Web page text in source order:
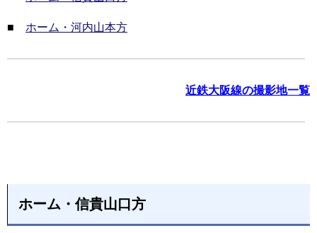
■ ホーム・河内山本方
近鉄大阪線の撮影地一覧
ホーム・信貴山口方